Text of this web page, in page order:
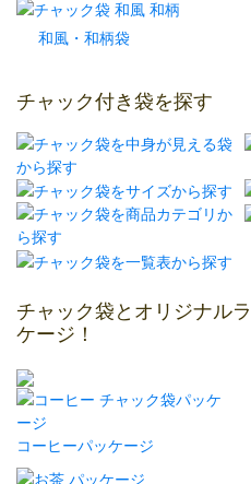
和風・和柄袋
チャック付き袋を探す
チャック袋とオリジナル
ケージ！
コーヒーパッケージ